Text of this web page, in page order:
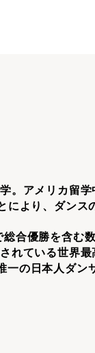
。アメリカ留
より、ダンス
合優勝を含む数
れている世界
一の日本人ダ